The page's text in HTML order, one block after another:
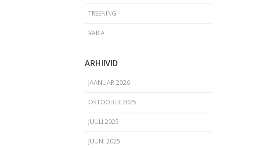
TREENING
VARIA
ARHIIVID
JAANUAR 2026
OKTOOBER 2025
JUULI 2025
JUUNI 2025